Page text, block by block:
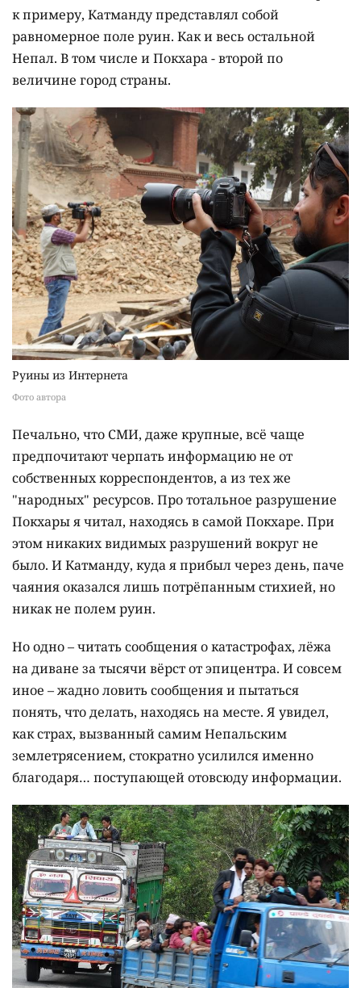
к примеру, Катманду представлял собой
равномерное поле руин. Как и весь остальной
Непал. В том числе и Покхара - второй по
величине город страны.
Фото автора
Руины из Интернета
Печально, что СМИ, даже крупные, всё чаще
предпочитают черпать информацию не от
собственных корреспондентов, а из тех же
"народных" ресурсов. Про тотальное разрушение
Покхары я читал, находясь в самой Покхаре. При
этом никаких видимых разрушений вокруг не
было. И Катманду, куда я прибыл через день, паче
чаяния оказался лишь потрёпанным стихией, но
никак не полем руин.
Но одно – читать сообщения о катастрофах, лёжа
на диване за тысячи вёрст от эпицентра. И совсем
иное – жадно ловить сообщения и пытаться
понять, что делать, находясь на месте. Я увидел,
как страх, вызванный самим Непальским
землетрясением, стократно усилился именно
благодаря… поступающей отовсюду информации.